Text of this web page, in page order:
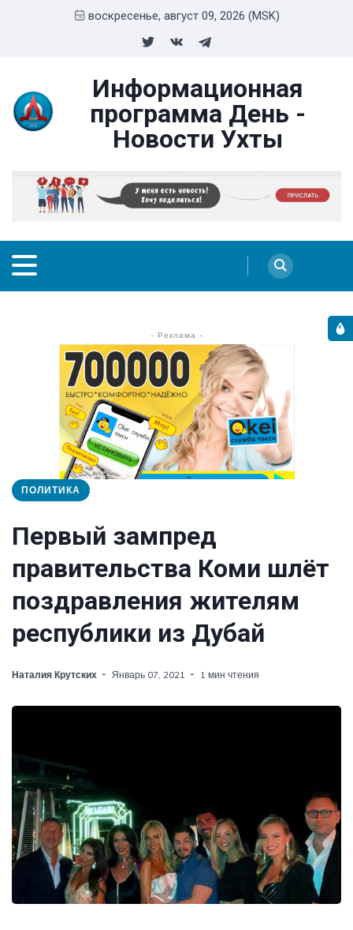
воскресенье, август 09, 2026 (MSK)
Информационная
программа День -
Новости Ухты
- Реклама -
ПОЛИТИКА
Первый зампред
правительства Коми шлёт
поздравления жителям
республики из Дубай
Наталия Крутских Январь 07, 2021 1 мин чтения